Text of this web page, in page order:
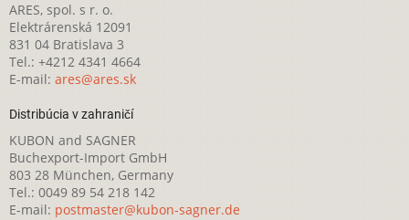
ARES, spol. s r. o.
Elektrárenská 12091
831 04 Bratislava 3
Tel.: +4212 4341 4664
E-mail: ares@ares.sk
Distribúcia v zahraničí
KUBON and SAGNER
Buchexport-Import GmbH
803 28 München, Germany
Tel.: 0049 89 54 218 142
E-mail: postmaster@kubon-sagner.de